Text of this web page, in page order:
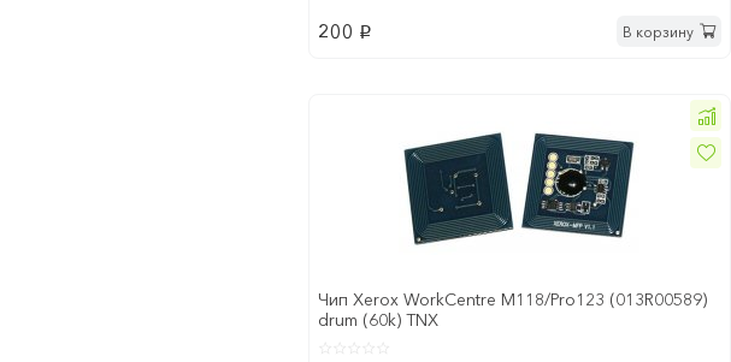
200 p В корзину
Чип Xerox WorkCentre M118/Pro123 (013R00589)
drum (60k) TNX